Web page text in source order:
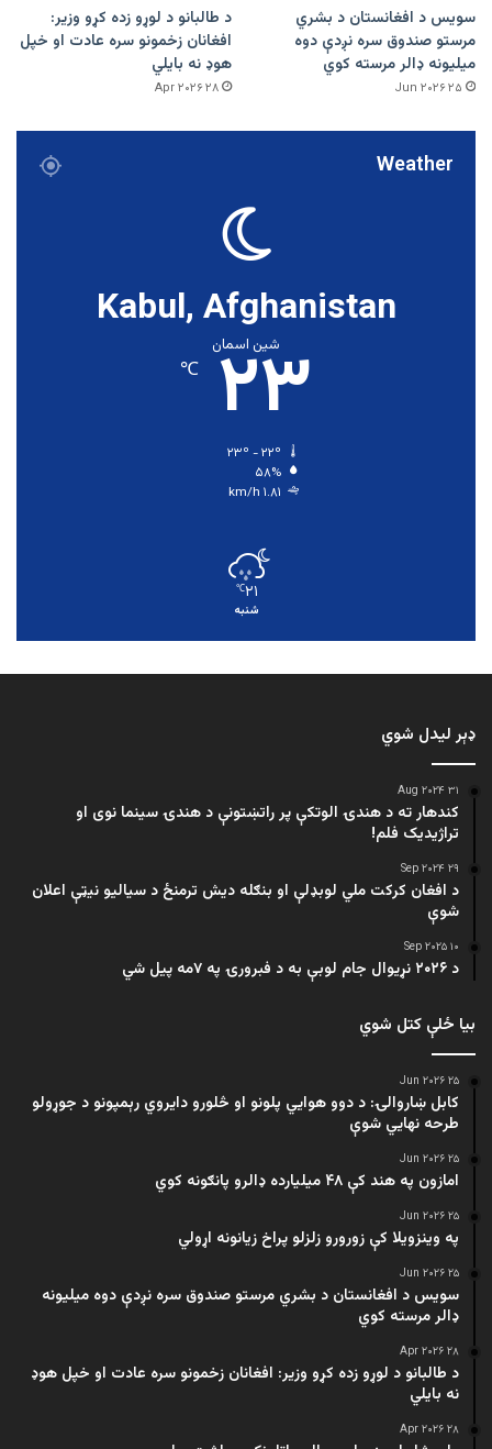
سویس د افغانستان د بشري
مرستو صندوق سره نږدې دوه
میلیونه ډالر مرسته کوي
۲۵ Jun ۲۰۲۶
د طالبانو د لوړو زده کړو وزیر:
افغانان زخمونو سره عادت او خپل
هوډ نه بایلي
۲۸ Apr ۲۰۲۶
Weather
Kabul, Afghanistan
شین اسمان
۲۳ ℃
۵۸%
۱.۸۱ km/h
۲۱℃
شنبه
ډېر لیدل شوي
۳۱ Aug ۲۰۲۴
کندهار ته د هندۍ الوتکې پر راتښتونې د هندۍ سینما نوی او
تراژيديک فلم!
۲۹ Sep ۲۰۲۴
د افغان کرکت ملي لوبډلې او بنګله دیش ترمنځ د سیالیو نیټې اعلان
شوې
۱۰ Sep ۲۰۲۵
د ۲۰۲۶ نړیوال جام لوبې به د فبرورۍ په ۷مه پیل شي
بیا ځلې کتل شوي
۲۵ Jun ۲۰۲۶
کابل ښاروالۍ: د دوو هوايي پلونو او څلورو دایروي رېمپونو د جوړولو
طرحه نهایي شوې
۲۵ Jun ۲۰۲۶
امازون په هند کې ۴۸ میلیارده ډالرو پانګونه کوي
۲۵ Jun ۲۰۲۶
په وینزویلا کې زورورو زلزلو پراخ زیانونه اړولي
۲۵ Jun ۲۰۲۶
سویس د افغانستان د بشري مرستو صندوق سره نږدې دوه میلیونه
ډالر مرسته کوي
۲۸ Apr ۲۰۲۶
د طالبانو د لوړو زده کړو وزیر: افغانان زخمونو سره عادت او خپل هوډ
نه بایلي
۲۸ Apr ۲۰۲۶